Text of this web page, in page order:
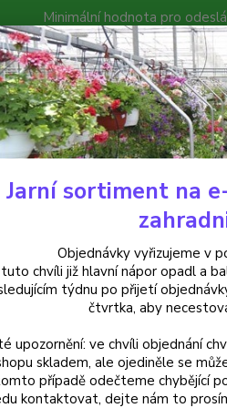
Minimální hodnota pro
můžete čekat nejpozději v
Poradna Kontakty
Balkónové rostliny Osteospermum
žluté
Jarní sortiment na
Objednávky vyřizujeme v
chvíli již hlavní nápor opadl a
týdnu po přijetí
čtvrtka, aby
upozornění: ve chvíli objednání
skladem, ale ojediněle se
případě odečteme chybějící
kontaktovat, dejte nám to